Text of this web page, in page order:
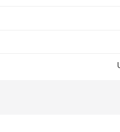
2026 Г. Выпуск.
Nt Co, .LTD